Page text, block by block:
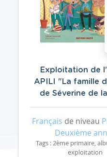
Exploitation de
APILI "La famille
de Séverine de
Français de niveau
Deuxième
Tags : 2ème primaire,
exploitation